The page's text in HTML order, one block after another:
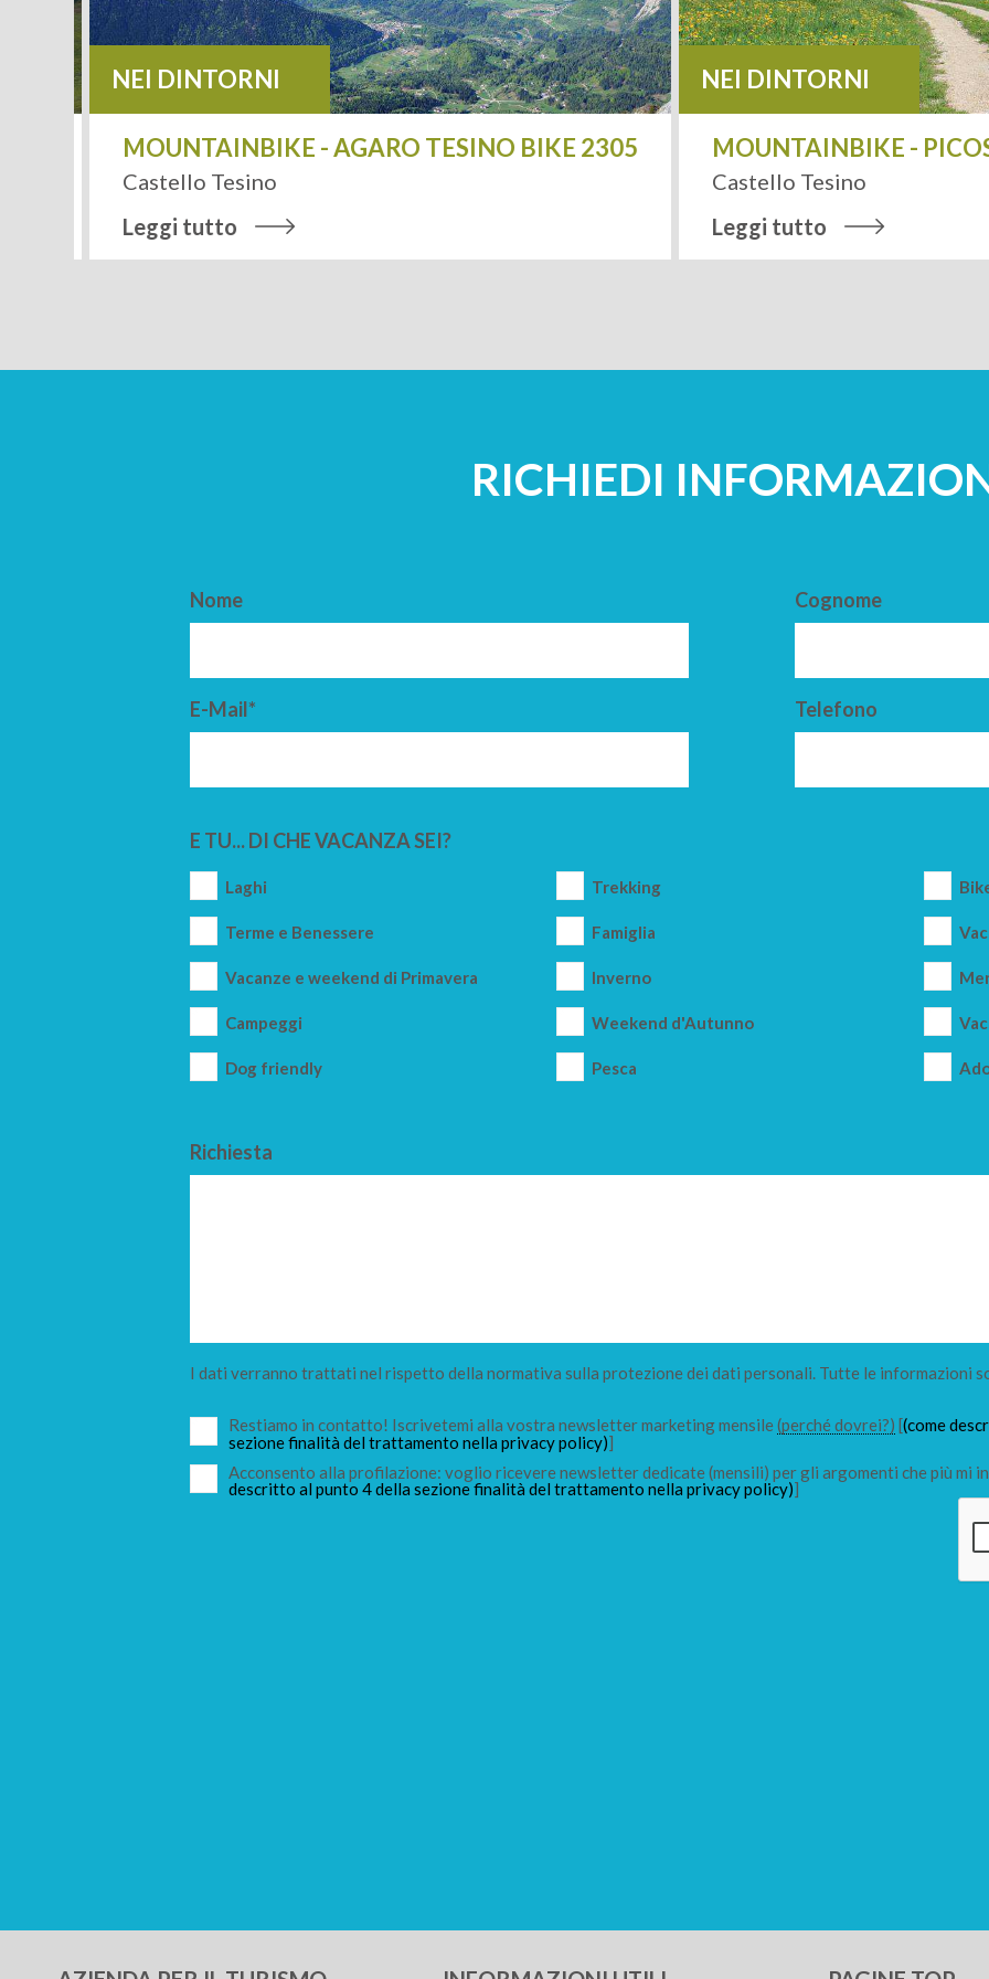
NEI DINTORNI
MOUNTAINBIKE - AGARO TESINO BIKE 2305
Castello Tesino
Leggi tutto
NEI DINTORNI
MOUNTAINBIKE -
Castello Tesino
Leggi tutto
RICHIEDI
Nome Cognome
E-Mail* Telefono
E TU... DI CHE VACANZA SEI?
Laghi Trekking
Terme e Benessere Famiglia
Vacanze e weekend di Primavera Inverno
Campeggi Weekend d'Autunno
Dog friendly Pesca
Richiesta
I dati verranno trattati nel rispetto della normativa sulla protezione dei dati personali. Tutte le informazioni
Restiamo in contatto! Iscrivetemi alla vostra newsletter marketing mensile (perché dovrei?) [(come
sezione finalità del trattamento nella privacy policy)]
Acconsento alla profilazione: voglio ricevere newsletter dedicate (mensili) per gli argomenti che più mi
descritto al punto 4 della sezione finalità del trattamento nella privacy policy)]